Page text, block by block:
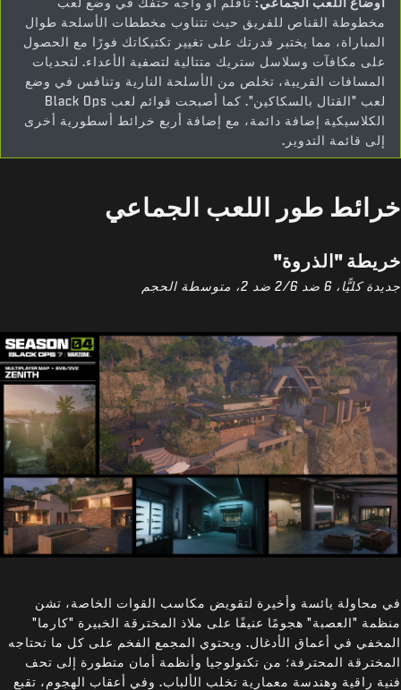
مخطوطة القناص للفريق حيث تتناوب مخططات الأسلحة طوال
المباراة، مما يختبر قدرتك على تغيير تكتيكاتك فورًا مع الحصول
على مكافآت وسلاسل ستريك متتالية لتصفية الأعداء. لتحديات
المسافات القريبة، تخلص من الأسلحة النارية وتنافس في وضع
لعب "القتال بالسكاكين". كما أصبحت قوائم لعب Black Ops
الكلاسيكية إضافة دائمة، مع إضافة أربع خرائط أسطورية أخرى
إلى قائمة التدوير.
خرائط طور اللعب الجماعي
خريطة "الذروة"
جديدة كليًّا، 6 ضد 6‏/2 ضد 2، متوسطة الحجم
في محاولة يائسة وأخيرة لتقويض مكاسب القوات الخاصة، تشن
منظمة "العصبة" هجومًا عنيفًا على ملاذ المخترقة الخبيرة "كارما"
المخفي في أعماق الأدغال. ويحتوي المجمع الفخم على كل ما تحتاجه
المخترقة المحترفة؛ من تكنولوجيا وأنظمة أمان متطورة إلى تحف
فنية راقية وهندسة معمارية تخلب الألباب. وفي أعقاب الهجوم، تقبع